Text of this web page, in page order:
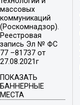
массовых
коммуникаций
(Роскомнадзор).
Реестровая
запись Эл № ФС
77 –81737 от
27.08.2021г
ПОКАЗАТЬ
БАННЕРНЫЕ
МЕСТА